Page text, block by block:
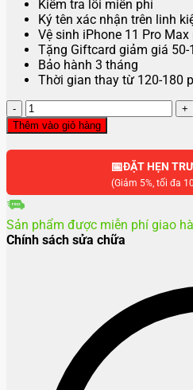
Kiểm tra lỗi miễn phí
Ký tên xác nhận trên linh
Vệ sinh iPhone 11 Pro
Tặng Giftcard giảm giá 50-
Bảo hành 3 tháng
Thời gian thay từ 120-180
Ép
cổ
cáp
màn
11
Max
số
Thêm vào giỏ hàng
📅ĐẶT HẸN
(Giảm 5%, tối đa
Sản phẩm được miễn phí giao
Chính sách sửa chữa